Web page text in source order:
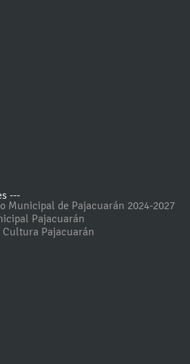
---
Municipal de Pajacuarán 2024-2027
Pajacuarán
Cultura Pajacuarán